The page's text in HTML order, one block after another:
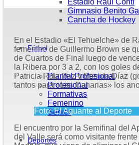
Estadio Raúl Conti
Gimnasio Benito
Cancha de Hockey
Fútbol
Plantel Profesional
Profesional
Formativas
Femenino
Senior
Deportes
En el Estadio «El Tehuelche» de
femenino de Guillermo Brown se
de Cuartos de Final luego de
la Ribera por 3 a 2, con los goles
Patricia Ruiz Paz y Brenda Díaz
tantos para «Las Canarias» los
Foto: El Aguante al Deporte
El encuentro por la Semifinal del
del Valle será como visitante